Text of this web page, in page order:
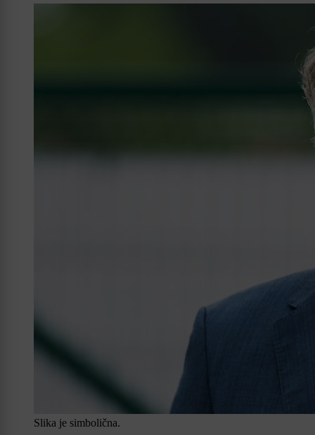
Slika je simbolična.